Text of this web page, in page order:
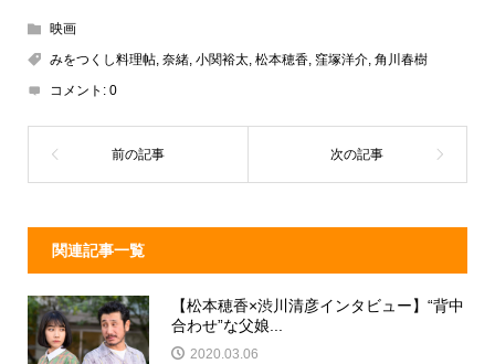
a
d
s
n
e
o
映画
みをつくし料理帖, 奈緒, 小関裕太, 松本穂香, 窪塚洋介, 角川春樹
コメント: 0
関連記事一覧
【松本穂香×渋川清彦インタビュー】“背中
合わせ”な父娘...
2020.03.06